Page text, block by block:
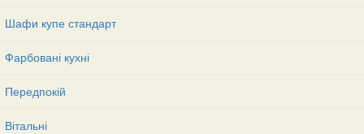
Шафи купе стандарт
Фарбовані кухні
Передпокій
Вітальні